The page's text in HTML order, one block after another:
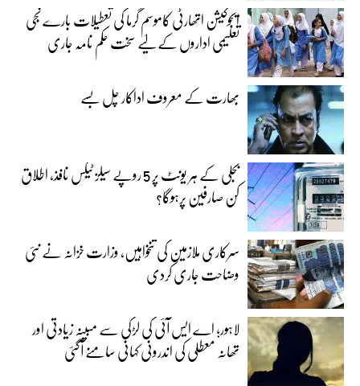
ایجوکیشن اتھارٹی کاموسمِ گرما کی تعطیلات بارے نجی
تعلیمی اداروں کے لیے سخت حکم نامہ جاری
بھارت کے معروف اداکار چل بسے
بجلی کے ہر یونٹ پر 5 روپے سیلز ٹیکس نافذ، اطلاق
کن صارفین پرہوگا؟
سرکاری ملازمین کی تنخواہیں، وزارت خزانہ نے نئی
وضاحت جاری کردی
لاہور؛ اے ایس آئی کی لڑکی سے مبینہ زیادتی اور
تھانہ معطلی کی اندرونی کہانی سامنے آگئی